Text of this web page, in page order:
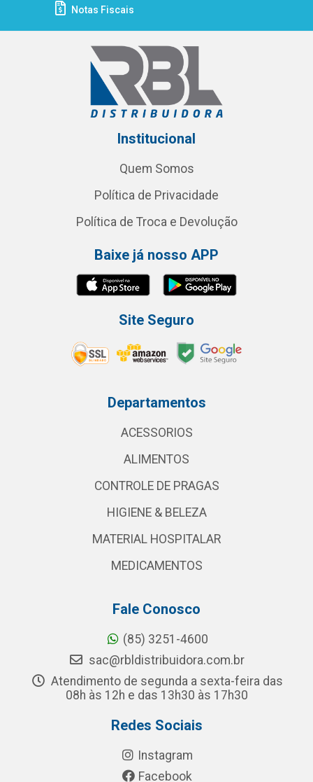
Notas Fiscais
Institucional
Quem Somos
Política de Privacidade
Política de Troca e Devolução
Baixe já nosso APP
Site Seguro
Departamentos
ACESSORIOS
ALIMENTOS
CONTROLE DE PRAGAS
HIGIENE & BELEZA
MATERIAL HOSPITALAR
MEDICAMENTOS
Fale Conosco
(85) 3251-4600
sac@rbldistribuidora.com.br
Atendimento de segunda a sexta-feira das
08h às 12h e das 13h30 às 17h30
Redes Sociais
Instagram
Facebook